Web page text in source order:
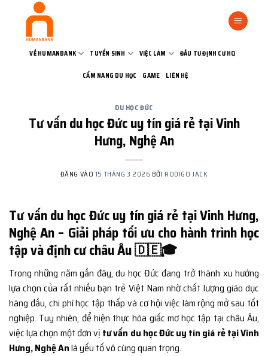
VỀ HUMANBANK TUYỂN SINH VIỆC LÀM ĐẦU TƯ ĐỊNH CƯ HQ
CẨM NANG DU HỌC GAME LIÊN HỆ
DU HỌC ĐỨC
Tư vấn du học Đức uy tín giá rẻ tại Vinh
Hưng, Nghệ An
ĐĂNG VÀO 15 THÁNG 3 2026 BỞI RODIGO JACK
Tư vấn du học Đức uy tín giá rẻ tại Vinh Hưng,
Nghệ An – Giải pháp tối ưu cho hành trình học
tập và định cư châu Âu 🇩🇪🎓
Trong những năm gần đây, du học Đức đang trở thành xu hướng
lựa chọn của rất nhiều bạn trẻ Việt Nam nhờ chất lượng giáo dục
hàng đầu, chi phí học tập thấp và cơ hội việc làm rộng mở sau tốt
nghiệp. Tuy nhiên, để hiện thực hóa giấc mơ học tập tại châu Âu,
việc lựa chọn một đơn vị tư vấn du học Đức uy tín giá rẻ tại Vinh
Hưng, Nghệ Anlà yếu tố vô cùng quan trọng.